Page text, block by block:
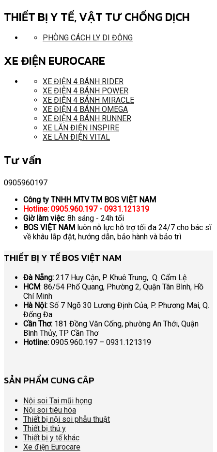
THIẾT BỊ Y TẾ, VẬT TƯ CHỐNG DỊCH
PHÒNG CÁCH LY DI ĐỘNG
XE ĐIỆN EUROCARE
XE ĐIỆN 4 BÁNH RIDER
XE ĐIỆN 4 BÁNH POWER
XE ĐIỆN 4 BÁNH MIRACLE
XE ĐIỆN 4 BÁNH OMEGA
XE ĐIỆN 4 BÁNH RUNNER
XE LĂN ĐIỆN INSPIRE
XE LĂN ĐIỆN VITAL
Tư vấn
0905960197
Công ty TNHH MTV TM BOS VIỆT NAM
Hotline: 0905.960.197 - 0931.121319
Giờ làm việc: 8h sáng - 24h tối
BOS VIỆT NAM luôn nỗ lực hỗ trợ tối đa 24/7 cho bác sĩ
về khâu lắp đặt, hướng dẫn, bảo hành và bảo trì
THIẾT BỊ Y TẾ BOS VIỆT NAM
Đà Nẵng: 217 Huy Cận, P. Khuê Trung, Q. Cẩm Lệ
HCM: 86/54 Phổ Quang, Phường 2, Quận Tân Bình, Hồ
Chí Minh
Hà Nội: Số 7 Ngõ 30 Lương Định Của, P. Phương Mai, Q.
Đống Đa
Cần Thơ: 181 Đồng Văn Cống, phường An Thới, Quận
Bình Thủy, TP Cần Thơ
Hotline: 0905.960.197 – 0931.121319
SẢN PHẨM CUNG CÂP
Nội soi Tai mũi họng
Nội soi tiêu hóa
Thiết bị nội soi phẫu thuật
Thiết bị thú y
Thiết bị y tế khác
Xe điện Eurocare